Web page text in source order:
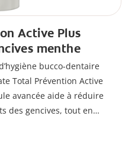
Active Plus
menthe
bucco-dentaire
Total Prévention Active
avancée aide à réduire
des gencives, tout en